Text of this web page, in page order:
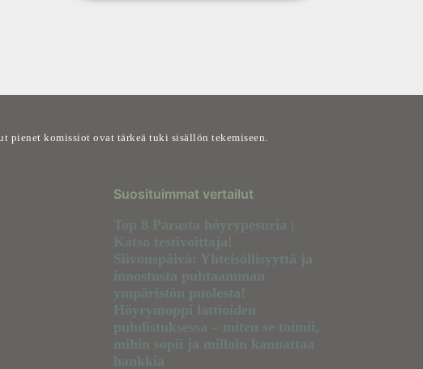
pienet komissiot ovat tärkeä tuki sisällön tekemiseen.
Suosituimmat vertailut
Top 8 Parasta höyrypesuria |
Katso testivoittaja!
Siivouspäivä: Yhteisöllisyyttä ja
innostusta puhtaamman
ympäristön puolesta!
Höyrymoppi lattioiden
puhdistuksessa – miten se toimii,
mihin sopii ja milloin kannattaa
hankkia